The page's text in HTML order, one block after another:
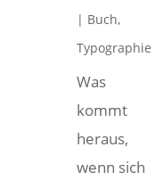
| Buch,
Typographie
Was
kommt
heraus,
wenn sich